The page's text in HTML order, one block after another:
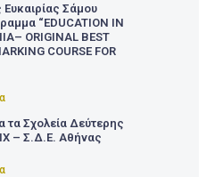
Σάμου
“EDUCATION IN
ORIGINAL BEST
COURSE FOR
τα Σχολεία Δεύτερης
– Σ.Δ.Ε. Αθήνας